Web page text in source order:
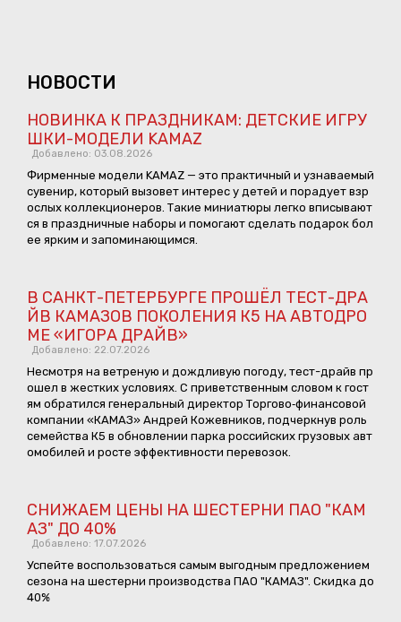
НОВОСТИ
НОВИНКА К ПРАЗДНИКАМ: ДЕТСКИЕ ИГРУ
ШКИ-МОДЕЛИ KAMAZ
Добавлено: 03.08.2026
Фирменные модели KAMAZ — это практичный и узнаваемый
сувенир, который вызовет интерес у детей и порадует взр
ослых коллекционеров. Такие миниатюры легко вписывают
ся в праздничные наборы и помогают сделать подарок бол
ее ярким и запоминающимся.
В САНКТ-ПЕТЕРБУРГЕ ПРОШЁЛ ТЕСТ-ДРА
ЙВ КАМАЗОВ ПОКОЛЕНИЯ К5 НА АВТОДРО
МЕ «ИГОРА ДРАЙВ»
Добавлено: 22.07.2026
Несмотря на ветреную и дождливую погоду, тест-драйв пр
ошел в жестких условиях. С приветственным словом к гост
ям обратился генеральный директор Торгово‑финансовой
компании «КАМАЗ» Андрей Кожевников, подчеркнув роль
семейства К5 в обновлении парка российских грузовых авт
омобилей и росте эффективности перевозок.
СНИЖАЕМ ЦЕНЫ НА ШЕСТЕРНИ ПАО "КАМ
АЗ" ДО 40%
Добавлено: 17.07.2026
Успейте воспользоваться самым выгодным предложением
сезона на шестерни производства ПАО "КАМАЗ". Скидка до
40%